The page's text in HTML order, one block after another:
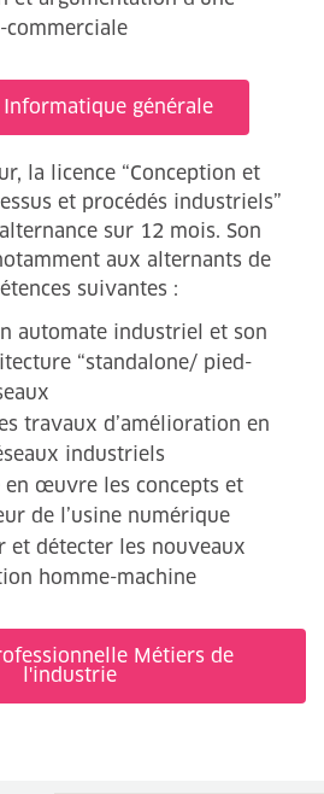
commerciale
Informatique générale
la licence “Conception et
et procédés industriels”
sur 12 mois. Son
aux alternants de
suivantes :
automate industriel et son
“standalone/ pied-
travaux d’amélioration en
industriels
œuvre les concepts et
de l’usine numérique
et détecter les nouveaux
homme-machine
Métiers de
l'industrie